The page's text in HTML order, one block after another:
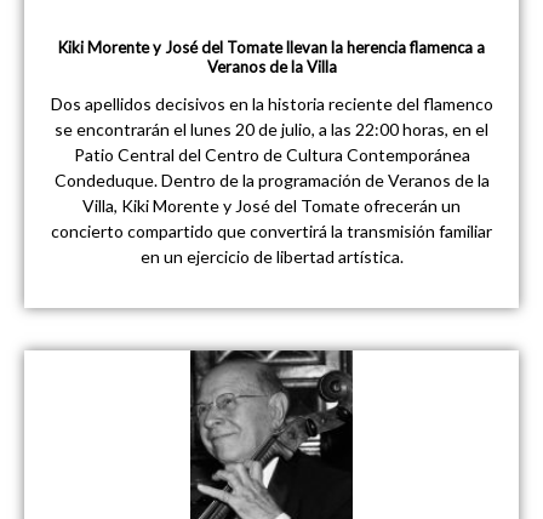
Kiki Morente y José del Tomate llevan la herencia flamenca a
Veranos de la Villa
Dos apellidos decisivos en la historia reciente del flamenco
se encontrarán el lunes 20 de julio, a las 22:00 horas, en el
Patio Central del Centro de Cultura Contemporánea
Condeduque. Dentro de la programación de Veranos de la
Villa, Kiki Morente y José del Tomate ofrecerán un
concierto compartido que convertirá la transmisión familiar
en un ejercicio de libertad artística.